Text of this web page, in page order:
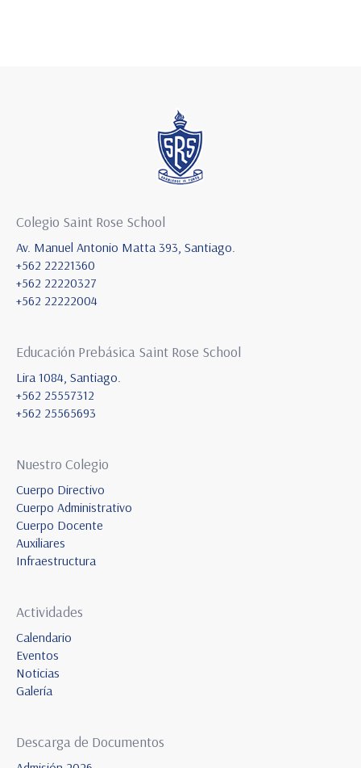
Colegio Saint Rose School
Av. Manuel Antonio Matta 393, Santiago.
+562 22221360
+562 22220327
+562 22222004
Educación Prebásica Saint Rose School
Lira 1084, Santiago.
+562 25557312
+562 25565693
Nuestro Colegio
Cuerpo Directivo
Cuerpo Administrativo
Cuerpo Docente
Auxiliares
Infraestructura
Actividades
Calendario
Eventos
Noticias
Galería
Descarga de Documentos